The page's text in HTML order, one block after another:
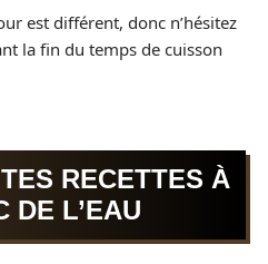
est différent, donc n’hésitez
la fin du temps de cuisson
RECETTES À
DE L’EAU